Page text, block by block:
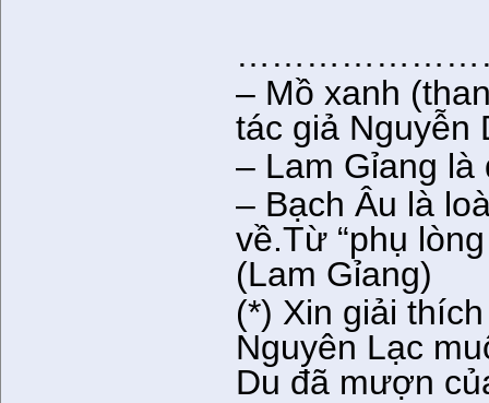
– Mồ xanh
tác giả Nguyễn
– Lam Gỉang
– Bạch Âu là
về.Từ “phụ
(Lam Gỉang)
(*) Xin giải
Nguyên Lạc
Du đã mượn